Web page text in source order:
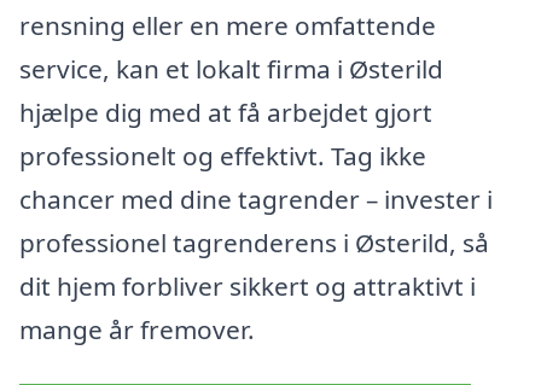
rensning eller en mere omfattende
service, kan et lokalt firma i Østerild
hjælpe dig med at få arbejdet gjort
professionelt og effektivt. Tag ikke
chancer med dine tagrender – invester i
professionel tagrenderens i Østerild, så
dit hjem forbliver sikkert og attraktivt i
mange år fremover.